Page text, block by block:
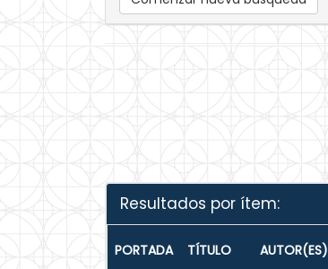
Resultados por ítem:
PORTADA TÍTULO AUTOR(ES)